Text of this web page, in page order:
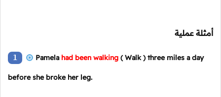
أمثلة عملية
1 Pamela had been walking ( Walk ) three miles a day
before she broke her leg.